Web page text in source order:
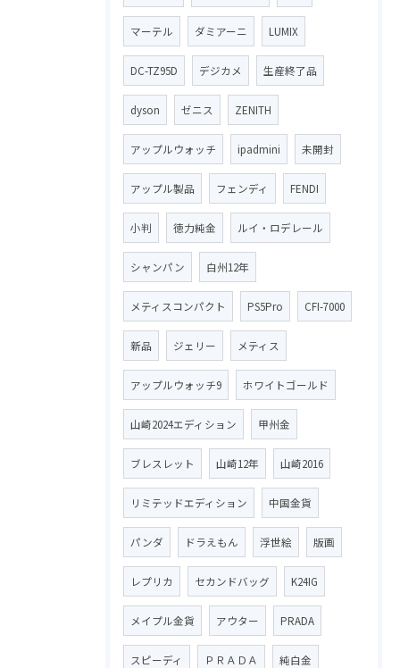
マーテル ダミアーニ LUMIX
DC-TZ95D デジカメ 生産終了品
dyson ゼニス ZENITH
アップルウォッチ ipadmini 未開封
アップル製品 フェンディ FENDI
小判 徳力純金 ルイ・ロデレール
シャンパン 白州12年
メティスコンパクト PS5Pro CFI-7000
新品 ジェリー メティス
アップルウォッチ9 ホワイトゴールド
山崎2024エディション 甲州金
ブレスレット 山崎12年 山崎2016
リミテッドエディション 中国金貨
パンダ ドラえもん 浮世絵 版画
レプリカ セカンドバッグ K24IG
メイプル金貨 アウター PRADA
スピーディ ＰＲＡＤＡ 純白金